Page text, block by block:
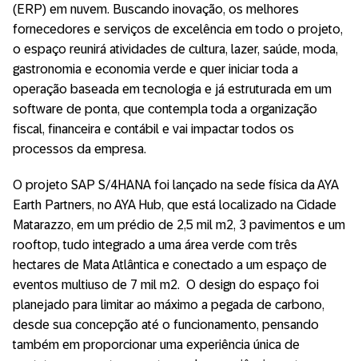
(ERP) em nuvem. Buscando inovação, os melhores
fornecedores e serviços de excelência em todo o projeto,
o espaço reunirá atividades de cultura, lazer, saúde, moda,
gastronomia e economia verde e quer iniciar toda a
operação baseada em tecnologia e já estruturada em um
software de ponta, que contempla toda a organização
fiscal, financeira e contábil e vai impactar todos os
processos da empresa.
O projeto SAP S/4HANA foi lançado na sede física da AYA
Earth Partners, no AYA Hub, que está localizado na Cidade
Matarazzo, em um prédio de 2,5 mil m2, 3 pavimentos e um
rooftop, tudo integrado a uma área verde com três
hectares de Mata Atlântica e conectado a um espaço de
eventos multiuso de 7 mil m2. O design do espaço foi
planejado para limitar ao máximo a pegada de carbono,
desde sua concepção até o funcionamento, pensando
também em proporcionar uma experiência única de